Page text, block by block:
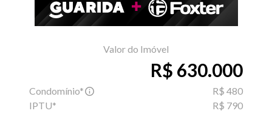
Valor do Imóvel
R$ 630.000
Condomínio*
R$ 480
IPTU*
R$ 790